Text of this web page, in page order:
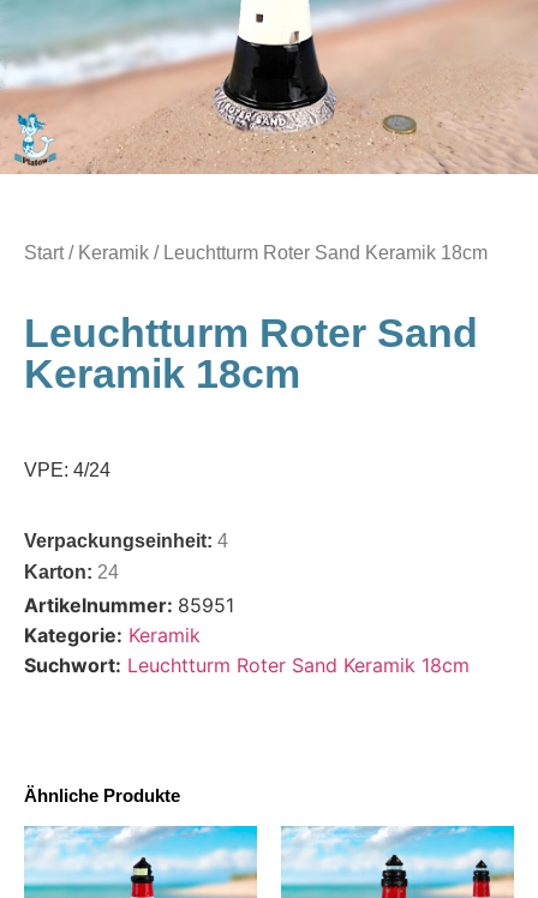
Start/ Keramik / Leuchtturm Roter Sand Keramik 18cm
Leuchtturm Roter Sand
Keramik 18cm
VPE: 4/24
Verpackungseinheit: 4
Karton: 24
Artikelnummer: 85951
Kategorie: Keramik
Suchwort: Leuchtturm Roter Sand Keramik 18cm
Ähnliche Produkte